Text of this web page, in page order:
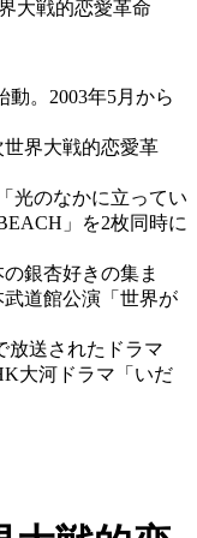
。2003年5月から
界大戦的恋愛革
光のなかに立ってい
」を2枚同時に
銀杏好きの集ま
道館公演「世界が
放送されたドラマ
大河ドラマ「いだ